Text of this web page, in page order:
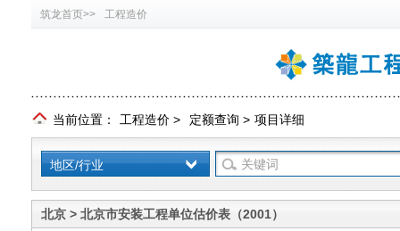
筑龙首页>> 工程造价
当前位置： 工程造价 > 定额查询 > 项目详细
地区/行业
北京 > 北京市安装工程单位估价表（2001）